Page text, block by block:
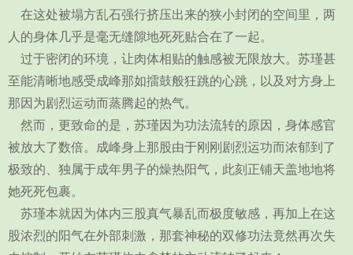
在这处被塌方乱石强行挤压出来的狭小封闭的空间里，两
人的身体几乎是毫无缝隙地死死贴合在了一起。
过于密闭的环境，让肉体相贴的触感被无限放大。苏瑾甚
至能清晰地感受成峰那如擂鼓般狂跳的心跳，以及对方身上
那因为剧烈运动而蒸腾起的热气。
然而，更致命的是，苏瑾因为功法流转的原因，身体感官
被放大了数倍。成峰身上那股由于刚刚剧烈运功而浓郁到了
极致的、独属于成年男子的燥热阳气，此刻正铺天盖地地将
她死死包裹。
苏瑾本就因为体内三股真气暴乱而极度敏感，再加上在这
股浓烈的阳气在外部刺激，那套神秘的双修功法竟然再次失